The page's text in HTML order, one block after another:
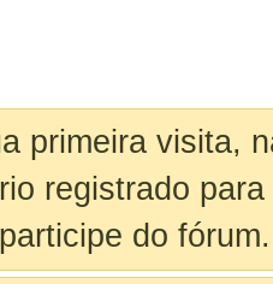
primeira visita,
registrado
do fórum.